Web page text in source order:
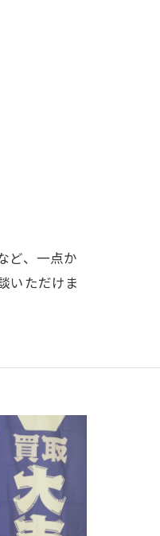
ど、一点か
いただけま